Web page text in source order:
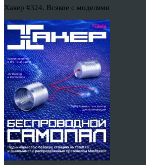
Хакер #324. Всякое с моделями